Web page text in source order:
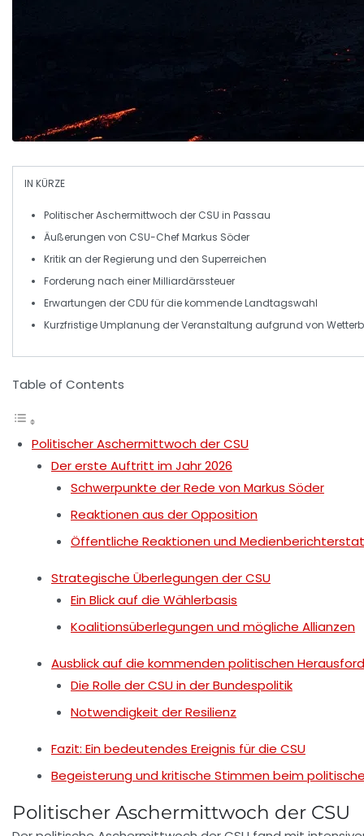
IN KÜRZE
Politischer Aschermittwoch der CSU in Passau
Äußerungen von CSU-Chef Markus Söder
Kritik an derRegierung und den Superreichen
Forderung nach einerMilliardärssteuer
Erwartungen der CDU für die kommendeLandtagswahl
Kurzfristige Umplanung derVeranstaltung aufgrund von
Table of Contents
Politischer Aschermittwoch der CSU
Der erste Auftritt im Jahr 2026
Schwerpunkte der Rede von Markus Söder
Reaktionen aus der Opposition
Öffentliche Reaktionen und
Strategische Überlegungen der CSU
Ein Blick auf die Wählerbasis
Koalitionsüberlegungen und mögliche Allianzen
Ausblick auf die kommenden politischen
Die Rolle der CSU in der Bundespolitik
Notwendigkeit der Resilienz
Fazit: Ein bedeutendes Ereignis für die CSU
Begeisterung und kritische Stimmen beim
Politischer Aschermittwoch der CSU